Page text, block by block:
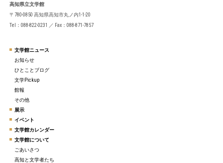
高知県立文学館
〒780-0850 高知県高知市丸ノ内1-1-20
Tel：088-822-0231 ／ Fax：088-871-7857
文学館ニュース
お知らせ
ひとことブログ
文学Pickup
館報
その他
展示
イベント
文学館カレンダー
文学館について
ごあいさつ
高知と文学者たち